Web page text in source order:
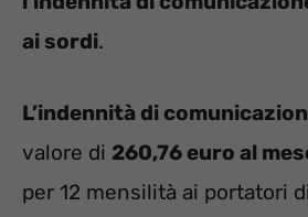
ai sordi.
L’indennità di
valore di 260,76 euro al
per 12 mensilità ai portatori